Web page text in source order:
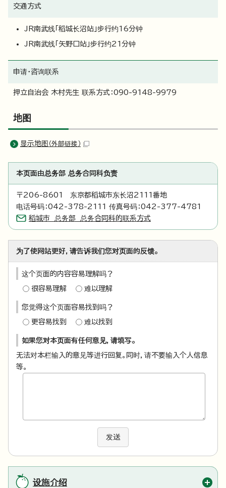
交通方式
JR南武线「稻城长沼站」步行约16分钟
JR南武线「矢野口站」步行约21分钟
申请・咨询联系
押立自治会 木村先生 联系方式：090-9148-9979
地图
显示地图 （外部链接）
本页面由总务部 总务合同科负责
〒206-8601 东京都稻城市东长沼2111番地
电话号码：042-378-2111 传真号码：042-377-4781
稻城市 总务部 总务合同科的联系方式
为了使网站更好，请告诉我们您对页面的反馈。
这个页面的内容容易理解吗？
很容易理解 难以理解
您觉得这个页面容易找到吗？
更容易找到 难以找到
如果您对本页面有任何意见，请填写。
无法对本栏输入的意见等进行回复。同时，请不要输入个人信息
等。
发送
设施介绍